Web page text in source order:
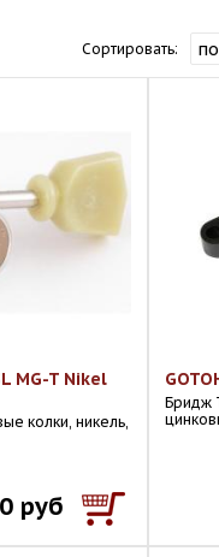
Сортировать:
MG-T Nikel
колки, никель,
руб
Бридж